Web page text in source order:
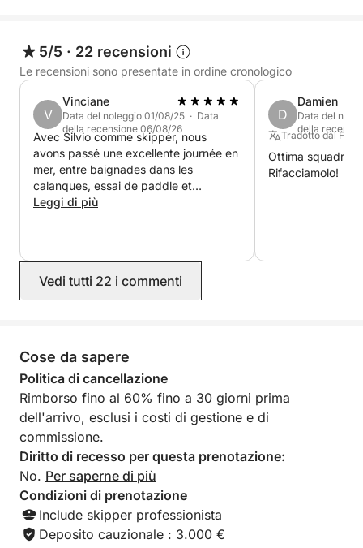
sono da pagare separatamente direttamente al
porto.
5/5 · 22 recensioni
Le recensioni sono presentate in ordine cronologico
V
Vinciane
Data del noleggio 01/08/25 · Data
della recensione 06/08/26
Avec Silvio comme skipper, nous
avons passé une excellente journée en
mer, entre baignades dans les
calanques, essai de paddle et
discussions agréables. Dès la
propriétaire, communication fluide et
rapide et prix sans surprise. Je
recommande sans hésiter ! Encore
Leggi di più
D
Damien
Data del
della
Tradotto dal
Ottima squadra.
Rifacciamolo!
Vedi tutti 22 i commenti
Cose da sapere
Politica di cancellazione
Rimborso fino al 60% fino a 30 giorni prima
dell'arrivo, esclusi i costi di gestione e di
commissione.
Diritto di recesso per questa prenotazione:
No. Per saperne di più
Condizioni di prenotazione
Include skipper professionista
Deposito cauzionale : 3.000 €